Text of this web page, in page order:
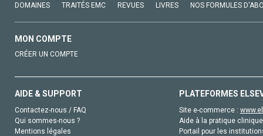
DOMAINES TRAITÉS EMC REVUES LIVRES NOS FORMULES
MON COMPTE
CRÉER UN COMPTE
AIDE & SUPPORT
Contactez-nous / FAQ
Qui sommes-nous ?
Mentions légales
PLATEFORMES
Site e-commerce :
Aide à la pratique
Portail pour les